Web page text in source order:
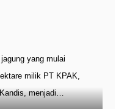
yang mulai
milik PT KPAK,
menjadi…